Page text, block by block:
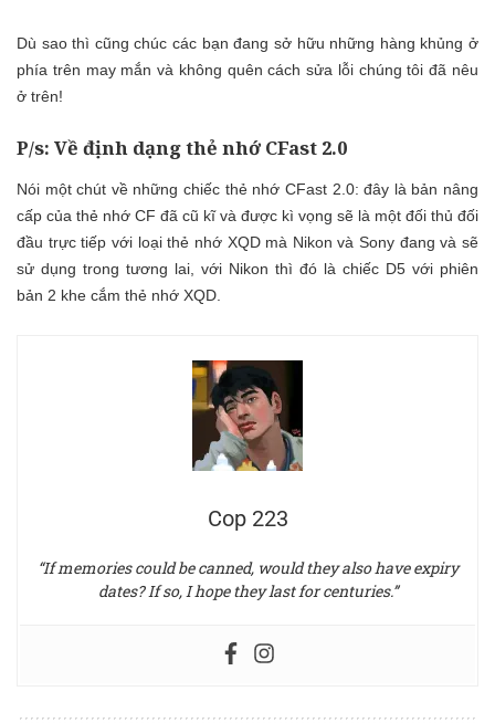
Dù sao thì cũng chúc các bạn đang sở hữu những hàng khủng ở
phía trên may mắn và không quên cách sửa lỗi chúng tôi đã nêu
ở trên!
P/s: Về định dạng thẻ nhớ CFast 2.0
Nói một chút về những chiếc thẻ nhớ CFast 2.0: đây là bản nâng
cấp của thẻ nhớ CF đã cũ kĩ và được kì vọng sẽ là một đối thủ đối
đầu trực tiếp với loại thẻ nhớ XQD mà Nikon và Sony đang và sẽ
sử dụng trong tương lai, với Nikon thì đó là chiếc D5 với phiên
bản 2 khe cắm thẻ nhớ XQD.
Cop 223
“If memories could be canned, would they also have expiry
dates? If so, I hope they last for centuries.”